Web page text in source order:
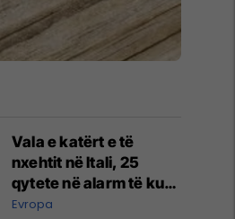
Vala e katërt e të
nxehtit në Itali, 25
qytete në alarm të kuq
- probleme me
Evropa